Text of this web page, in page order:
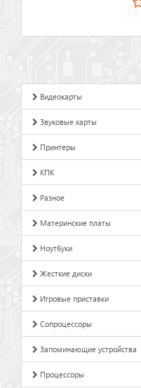
Видеокарты
Звуковые карты
Принтеры
КПК
Разное
Материнские платы
Ноутбуки
Жесткие диски
Игровые приставки
Сопроцессоры
Запоминающие устройства
Процессоры